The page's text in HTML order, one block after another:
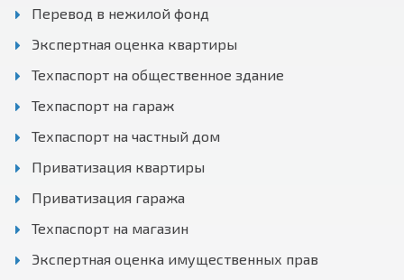
Перевод в нежилой фонд
Экспертная оценка квартиры
Техпаспорт на общественное здание
Техпаспорт на гараж
Техпаспорт на частный дом
Приватизация квартиры
Приватизация гаража
Техпаспорт на магазин
Экспертная оценка имущественных прав